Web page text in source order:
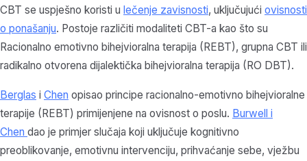
CBT se uspješno koristi u lečenje zavisnosti, uključujući ovisnosti
o ponašanju. Postoje različiti modaliteti CBT-a kao što su
Racionalno emotivno bihejvioralna terapija (REBT), grupna CBT ili
radikalno otvorena dijalektička bihejvioralna terapija (RO DBT).
Berglas i Chen opisao principe racionalno-emotivno bihejvioralne
terapije (REBT) primijenjene na ovisnost o poslu. Burwell i
Chen dao je primjer slučaja koji uključuje kognitivno
preoblikovanje, emotivnu intervenciju, prihvaćanje sebe, vježbu